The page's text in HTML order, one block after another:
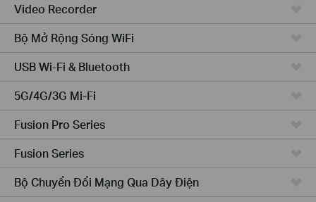
Video Recorder
Bộ Mở Rộng Sóng WiFi
USB Wi-Fi & Bluetooth
5G/4G/3G Mi-Fi
Fusion Pro Series
Fusion Series
Bộ Chuyển Đổi Mạng Qua Dây Điện